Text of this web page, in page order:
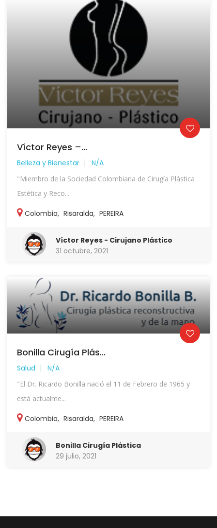
Víctor Reyes –...
Belleza y Bienestar N/A
"Miembro de la Sociedad Colombiana de Cirugía Plástica
Estética y Reco...
Colombia, Risaralda, PEREIRA
Víctor Reyes - Cirujano Plástico
31 octubre, 2021
Bonilla Cirugía Plás...
Salud N/A
"El Dr. Ricardo Bonilla nació el 11 de Febrero de 1965 y
está actualme...
Colombia, Risaralda, PEREIRA
Bonilla Cirugía Plástica
29 julio, 2021